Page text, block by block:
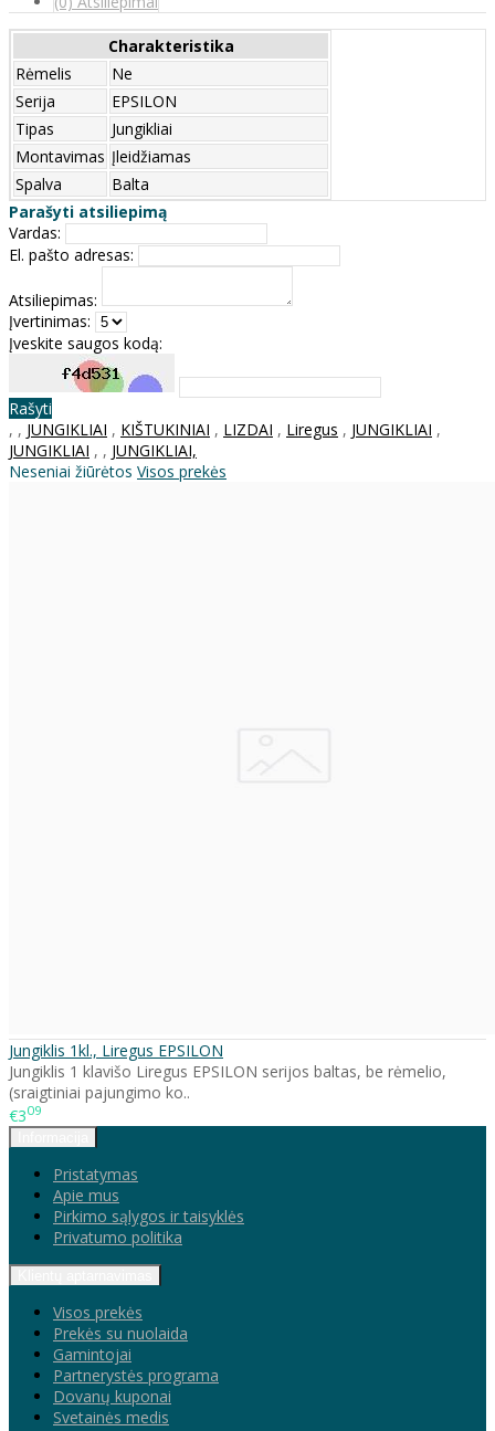
Charakteristika
Rėmelis
Ne
Serija
EPSILON
Tipas
Jungikliai
Montavimas Įleidžiamas
Spalva
Balta
Parašyti atsiliepimą
Vardas:
El. pašto adresas:
Atsiliepimas:
Įvertinimas:
Įveskite saugos kodą:
Rašyti
, , JUNGIKLIAI , KIŠTUKINIAI , LIZDAI , Liregus , JUNGIKLIAI ,
JUNGIKLIAI , , JUNGIKLIAI,
Neseniai žiūrėtos Visos prekės
Jungiklis 1kl., Liregus EPSILON
Jungiklis 1 klavišo Liregus EPSILON serijos baltas, be rėmelio,
(sraigtiniai pajungimo ko..
€309
Pristatymas
Apie mus
Pirkimo sąlygos ir taisyklės
Privatumo politika
Visos prekės
Prekės su nuolaida
Gamintojai
Partnerystės programa
Dovanų kuponai
Svetainės medis